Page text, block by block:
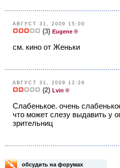
АВГУСТ 31, 2009 15:00
(3) Eugene ®
см. кино от Женьки
АВГУСТ 31, 2009 12:26
(2) Lvin ®
Слабенькое. очень
что может слезу выдавить у
зрительниц
обсудить на форумах